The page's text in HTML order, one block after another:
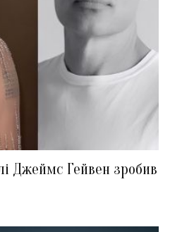
Джеймс Гейвен зробив